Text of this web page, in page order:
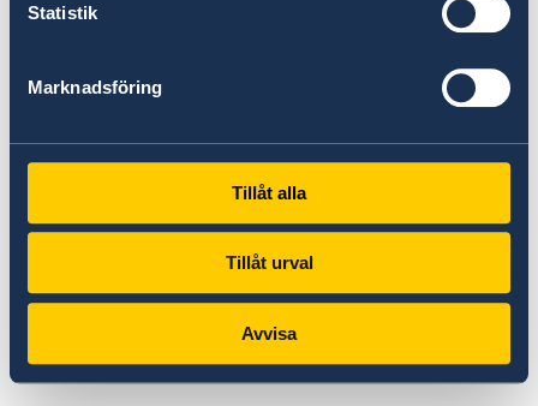
Statistik
Marknadsföring
Tillåt alla
Tillåt urval
Avvisa